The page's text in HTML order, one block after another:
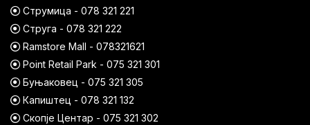
Струмица - 078 321 221
Струга - 078 321 222
Ramstore Mall - 078321621
Point Retail Park - 075 321 301
Буњаковец - 075 321 305
Капиштец - 078 321 132
Скопје Центар - 075 321 302